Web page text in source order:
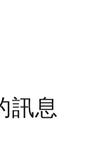
訊息